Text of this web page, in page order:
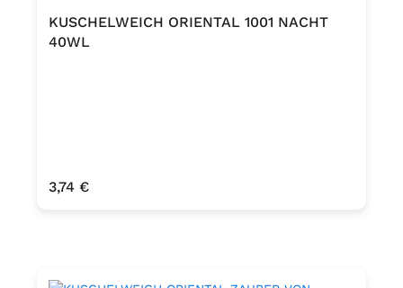
KUSCHELWEICH ORIENTAL 1001 NACHT
40WL
Regulärer Preis:
3,74 €